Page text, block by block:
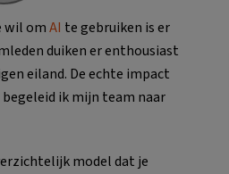
wil omAI te gebruiken is er
duiken er enthousiast
eiland. De echte impact
ik mijn team naar
model dat je